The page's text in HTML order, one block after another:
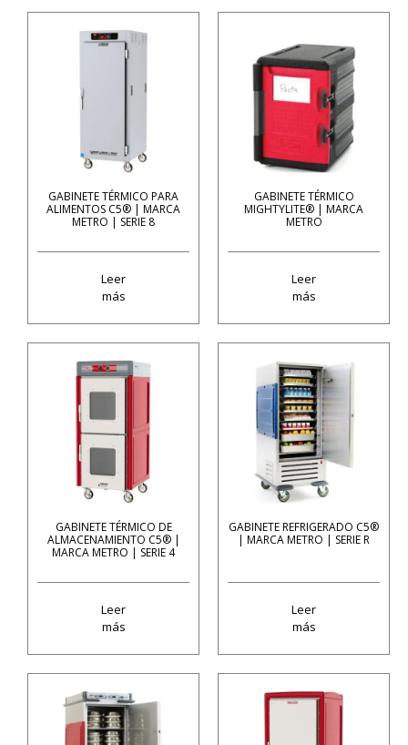
GABINETE TÉRMICO PARA
ALIMENTOS C5® | MARCA
METRO | SERIE 8
Leer
más
GABINETE TÉRMICO
MIGHTYLITE® | MARCA
METRO
Leer
más
GABINETE TÉRMICO DE
ALMACENAMIENTO C5® |
MARCA METRO | SERIE 4
Leer
más
GABINETE REFRIGERADO C5®
| MARCA METRO | SERIE R
Leer
más